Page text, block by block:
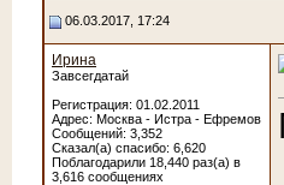
06.03.2017, 17:24
Ирина
Завсегдатай
Регистрация: 01.02.2011
Адрес: Москва - Истра - Ефремов
Сообщений: 3,352
Сказал(а) спасибо: 6,620
Поблагодарили 18,440 раз(а) в
3,616 сообщениях